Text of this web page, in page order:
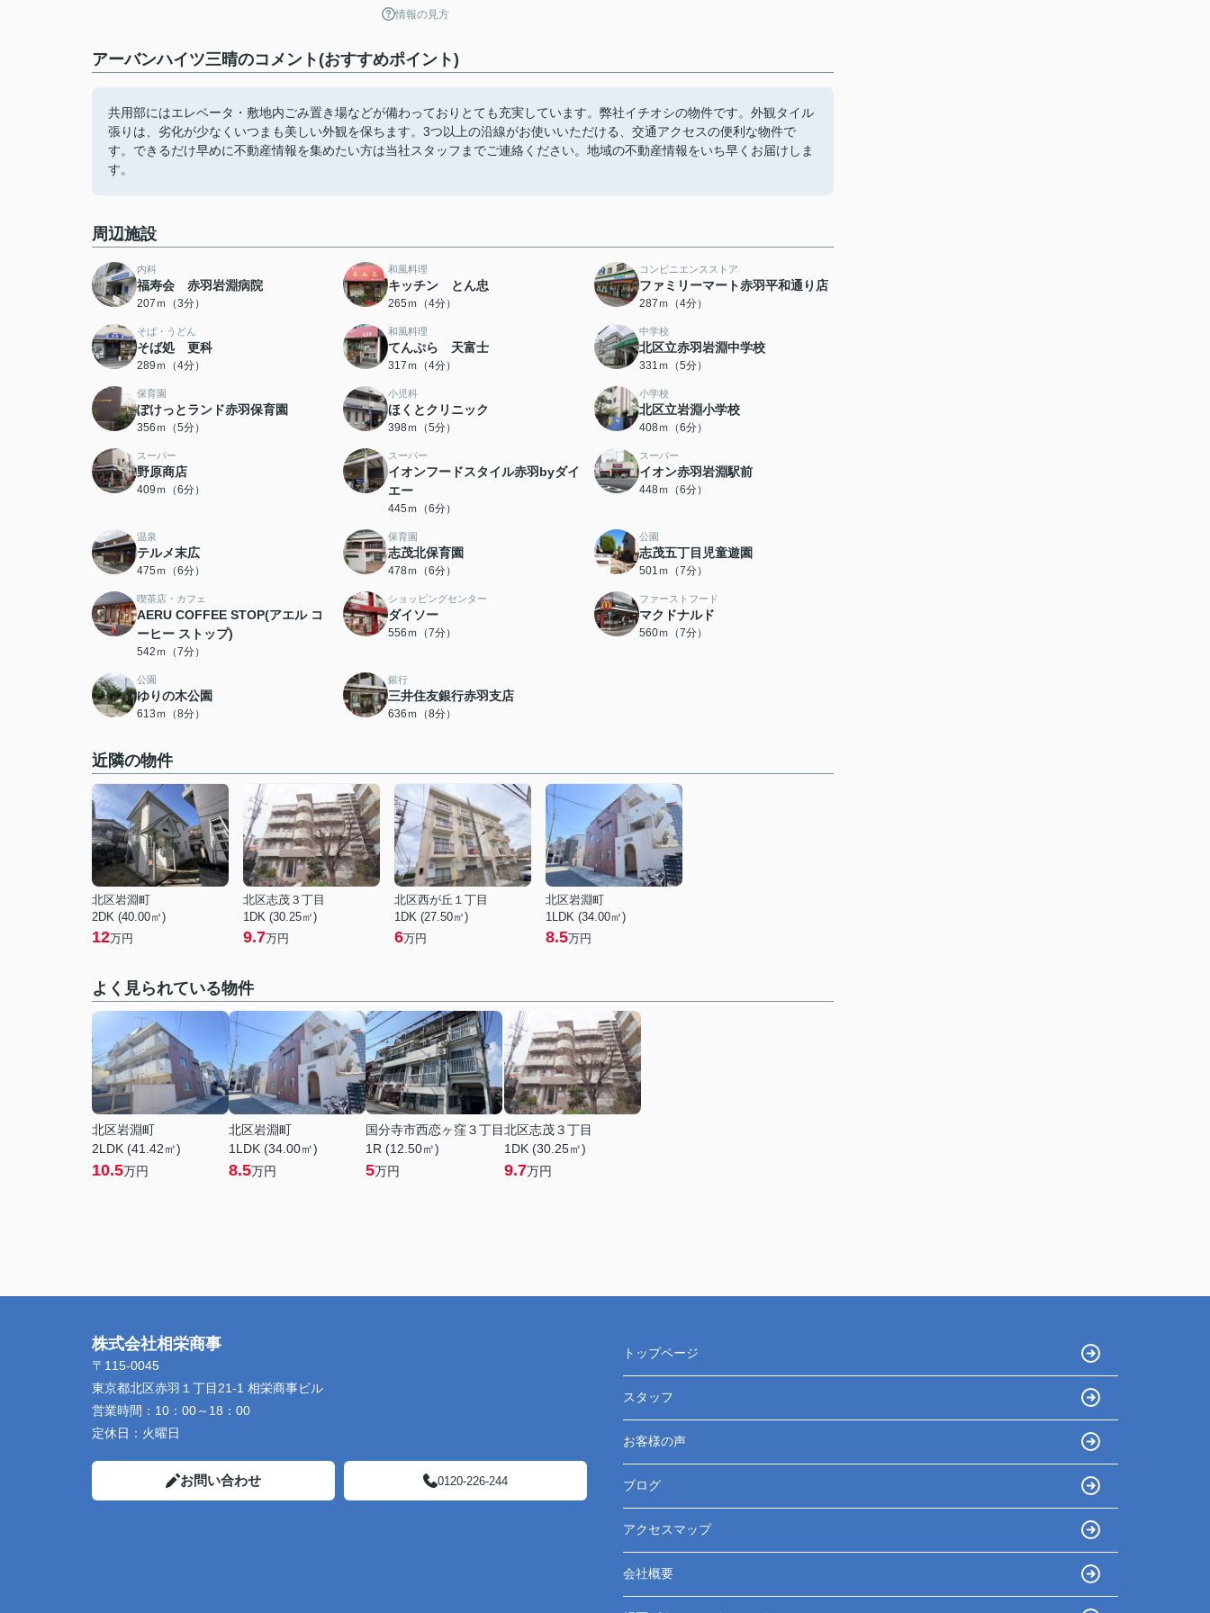
情報の見方
アーバンハイツ三晴のコメント(おすすめポイント)
共用部にはエレベータ・敷地内ごみ置き場などが備わっておりとても充実しています。弊社イチオシの物件です。外観タイル
張りは、劣化が少なくいつまも美しい外観を保ちます。3つ以上の沿線がお使いいただける、交通アクセスの便利な物件で
す。できるだけ早めに不動産情報を集めたい方は当社スタッフまでご連絡ください。地域の不動産情報をいち早くお届けしま
す。
周辺施設
内科
福寿会 赤羽岩淵病院
207ｍ（3分）
和風料理
キッチン とん忠
265ｍ（4分）
コンビニエンスストア
ファミリーマート赤羽平和通り店
287ｍ（4分）
そば・うどん
そば処 更科
289ｍ（4分）
和風料理
てんぷら 天富士
317ｍ（4分）
中学校
北区立赤羽岩淵中学校
331ｍ（5分）
保育園
ぽけっとランド赤羽保育園
356ｍ（5分）
小児科
ほくとクリニック
398ｍ（5分）
小学校
北区立岩淵小学校
408ｍ（6分）
スーパー
野原商店
409ｍ（6分）
スーパー
イオンフードスタイル赤羽byダイ
エー
445ｍ（6分）
スーパー
イオン赤羽岩淵駅前
448ｍ（6分）
温泉
テルメ末広
475ｍ（6分）
保育園
志茂北保育園
478ｍ（6分）
公園
志茂五丁目児童遊園
501ｍ（7分）
喫茶店・カフェ
AERU COFFEE STOP(アエル コ
ーヒー ストップ)
542ｍ（7分）
ショッピングセンター
ダイソー
556ｍ（7分）
ファーストフード
マクドナルド
560ｍ（7分）
公園
ゆりの木公園
613ｍ（8分）
銀行
三井住友銀行赤羽支店
636ｍ（8分）
近隣の物件
北区岩淵町
2DK (40.00㎡)
12万円
北区志茂３丁目
1DK (30.25㎡)
9.7万円
北区西が丘１丁目
1DK (27.50㎡)
6万円
北区岩淵町
1LDK (34.00㎡)
8.5万円
よく見られている物件
北区岩淵町
2LDK (41.42㎡)
10.5万円
北区岩淵町
1LDK (34.00㎡)
8.5万円
国分寺市西恋ヶ窪３丁目
1R (12.50㎡)
5万円
北区志茂３丁目
1DK (30.25㎡)
9.7万円
株式会社相栄商事
〒115-0045
東京都北区赤羽１丁目21-1 相栄商事ビル
営業時間： 10：00～18：00
定休日： 火曜日
お問い合わせ 0120-226-244
トップページ
スタッフ
お客様の声
ブログ
アクセスマップ
会社概要